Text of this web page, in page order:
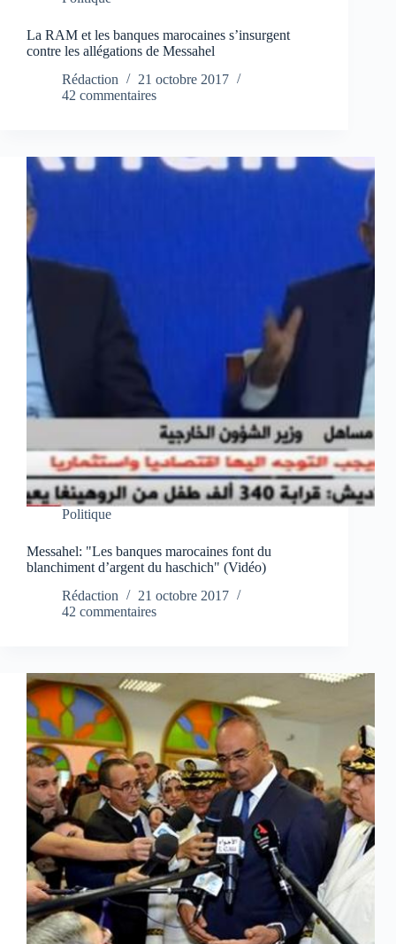
La RAM et les banques marocaines s’insurgent
contre les allégations de Messahel
Rédaction
21 octobre 2017
42 commentaires
Politique
Messahel: "Les banques marocaines font du
blanchiment d’argent du haschich" (Vidéo)
Rédaction
21 octobre 2017
42 commentaires